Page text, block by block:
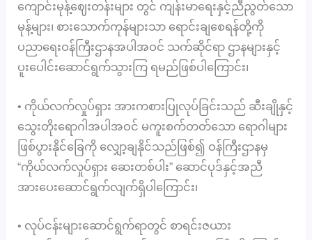
ကျောင်းမုန့်ဈေးတန်းများ တွင် ကျန်းမာရေးနှင့်ညီညွတ်သော
မုန့်များ၊ စားသောက်ကုန်များသာ ရောင်းချစေရန်တို့ကို
ပညာရေးဝန်ကြီးဌာနအပါအဝင် သက်ဆိုင်ရာ ဌာနများနှင့်
ပူးပေါင်းဆောင်ရွက်သွားကြ ရမည်ဖြစ်ပါကြောင်း၊
• ကိုယ်လက်လှုပ်ရှား အားကစားပြုလုပ်ခြင်းသည် ဆီးချိုနှင့်
သွေးတိုးရောဂါအပါအဝင် မကူးစက်တတ်သော ရောဂါများ
ဖြစ်ပွားနိုင်ခြေကို လျှော့ချနိုင်သည်ဖြစ်၍ ဝန်ကြီးဌာနမှ
“ကိုယ်လက်လှုပ်ရှား ဆေးတစ်ပါး” ဆောင်ပုဒ်နှင့်အညီ
အားပေးဆောင်ရွက်လျက်ရှိပါကြောင်း၊
• လုပ်ငန်းများဆောင်ရွက်ရာတွင် စာရင်းဇယား